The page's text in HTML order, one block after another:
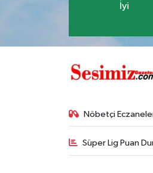
İyi
Nöbetçi
Süper Lig Puan